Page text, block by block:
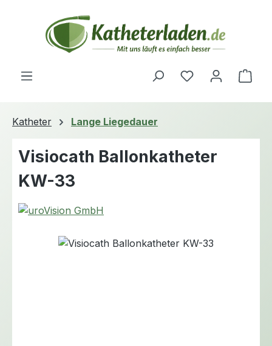
Zum Hauptinhalt springen
Du hast 0
Katheter Lange Liegedauer
Visiocath Ballonkatheter
KW-33
Bildergalerie überspringen